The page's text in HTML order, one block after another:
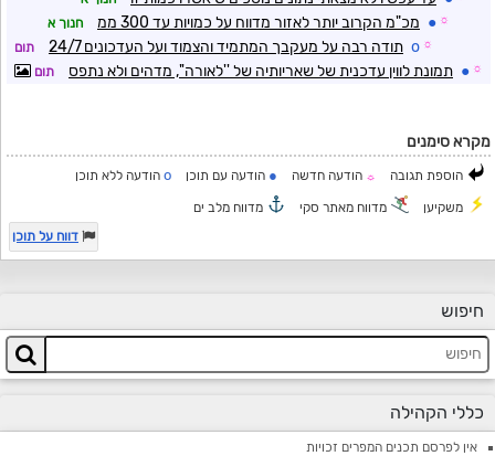
☼
● מכ"מ הקרוב יותר לאזור מדווח על כמויות עד 300 ממ חנוך א
☼
o תודה רבה על מעקבך המתמיד והצמוד ועל העדכונים 24/7 תום
☼
● תמונת לווין עדכנית של שאריותיה של ''לאורה'', מדהים ולא נתפס תום
מקרא סימנים
הוספת תגובה ☼ הודעה חדשה ● הודעה עם תוכן o הודעה ללא תוכן
משקיען מדווח מאתר סקי
מדווח מלב ים
דווח על תוכן
חיפוש
כללי הקהילה
אין לפרסם תכנים המפרים זכויות